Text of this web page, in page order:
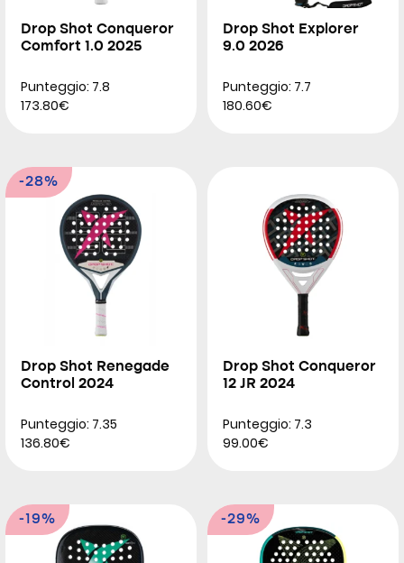
Drop Shot Conqueror
Comfort 1.0 2025
Punteggio: 7.8
173.80€
Drop Shot Explorer
9.0 2026
Punteggio: 7.7
180.60€
-28%
Drop Shot Renegade
Control 2024
Punteggio: 7.35
136.80€
Drop Shot Conqueror
12 JR 2024
Punteggio: 7.3
99.00€
-19% -29%